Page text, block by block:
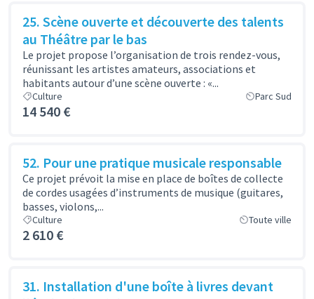
25. Scène ouverte et découverte des talents
au Théâtre par le bas
Le projet propose l’organisation de trois rendez-vous,
réunissant les artistes amateurs, associations et
habitants autour d’une scène ouverte : «...
Culture Parc Sud
14 540 €
52. Pour une pratique musicale responsable
Ce projet prévoit la mise en place de boîtes de collecte
de cordes usagées d’instruments de musique (guitares,
basses, violons,...
Culture Toute ville
2 610 €
31. Installation d'une boîte à livres devant